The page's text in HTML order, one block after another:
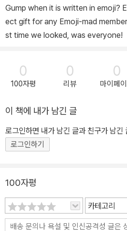
Gump when it is written in emoji?
ect gift for any Emoji-mad
st time we looked, was everyone!
0
100자평
0
리뷰
0
마이페
이 책에 내가 남긴 글
로그인하면 내가 남긴 글과 친구가 남긴
로그인하기
100자평
카테고리